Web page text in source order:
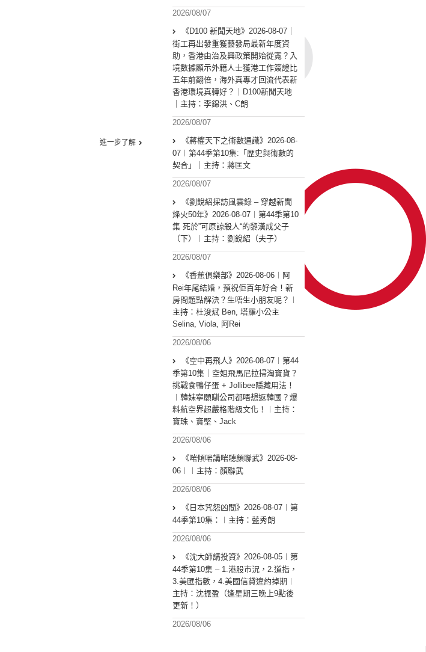
進一步了解
2026/08/07
《D100 新聞天地》2026-08-07｜
街工再出發重獲藝發局最新年度資
助，香港由治及興政策開始從寬？入
境數據顯示外籍人士獲港工作簽證比
五年前翻倍，海外真專才回流代表新
香港環境真轉好？｜D100新聞天地
｜主持：李錦洪、C朗
2026/08/07
《蔣權天下之術數通識》2026-08-
07︱第44季第10集:「歴史與術數的
契合」｜主持：蔣匡文
2026/08/07
《劉銳紹採訪風雲錄 – 穿越新聞
烽火50年》2026-08-07︱第44季第10
集 死於”可原諒殺人“的黎漢成父子
（下）︱主持：劉銳紹（夫子）
2026/08/07
《香蕉俱樂部》2026-08-06︱阿
Rei年尾結婚，預祝佢百年好合！新
房問題點解決？生唔生小朋友呢？︱
主持：杜浚斌 Ben, 塔羅小公主
Selina, Viola, 阿Rei
2026/08/06
《空中再飛人》2026-08-07︱第44
季第10集｜空姐飛馬尼拉掃淘寶貨？
挑戰食鴨仔蛋 + Jollibee隱藏用法！
︱韓妹寧願瞓公司都唔想返韓國？爆
料航空界超嚴格階級文化！︱主持：
寶珠、寶堅、Jack
2026/08/06
《啱傾啱講啱聽顏聯武》2026-08-
06︱︱主持：顏聯武
2026/08/06
《日本咒怨凶間》2026-08-07︱第
44季第10集：︱主持：藍秀朗
2026/08/06
《沈大師講投資》2026-08-05︱第
44季第10集 – 1.港股市況，2.道指，
3.美匯指數，4.美國信貸違約掉期︱
主持：沈振盈（逢星期三晚上9點後
更新！）
2026/08/06